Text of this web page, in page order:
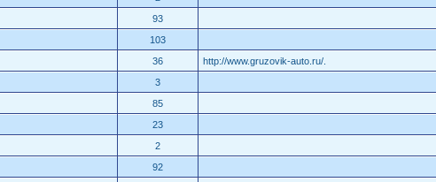
93
103
36 http://www.gruzovik-auto.ru/.
3
85
23
2
92